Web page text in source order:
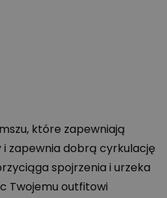
które zapewniają
i zapewnia dobrą cyrkulację
spojrzenia i urzeka
Twojemu outfitowi